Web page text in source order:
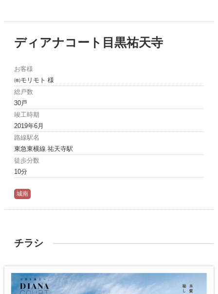
ディアナコート目黒祐天寺
お客様
㈱モリモト 様
総戸数
30戸
竣工時期
2019年6月
路線駅名
東急東横線 祐天寺駅
徒歩分数
10分
城南
チラシ